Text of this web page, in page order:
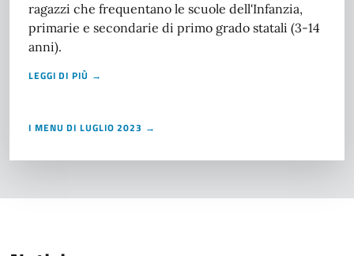
ragazzi che frequentano le scuole dell'Infanzia,
primarie e secondarie di primo grado statali (3-14
anni).
LEGGI DI PIÙ →
I MENU DI LUGLIO 2023 →